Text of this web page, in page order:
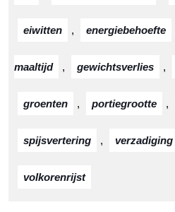
eiwitten , energiebehoefte
maaltijd , gewichtsverlies ,
groenten , portiegrootte ,
spijsvertering , verzadiging
volkorenrijst